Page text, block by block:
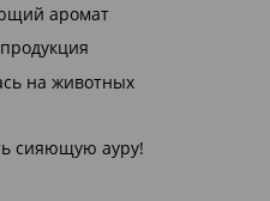
аромат
на животных
сияющую ауру!